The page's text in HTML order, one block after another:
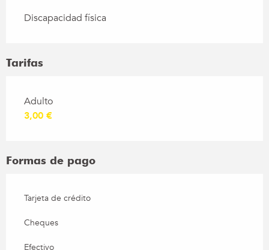
Discapacidad física
Tarifas
Tarifas 2026
Adulto
3,00 €
Formas de pago
Tarjeta de crédito
Cheques
Efectivo